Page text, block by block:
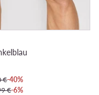
€-40%
€-6%